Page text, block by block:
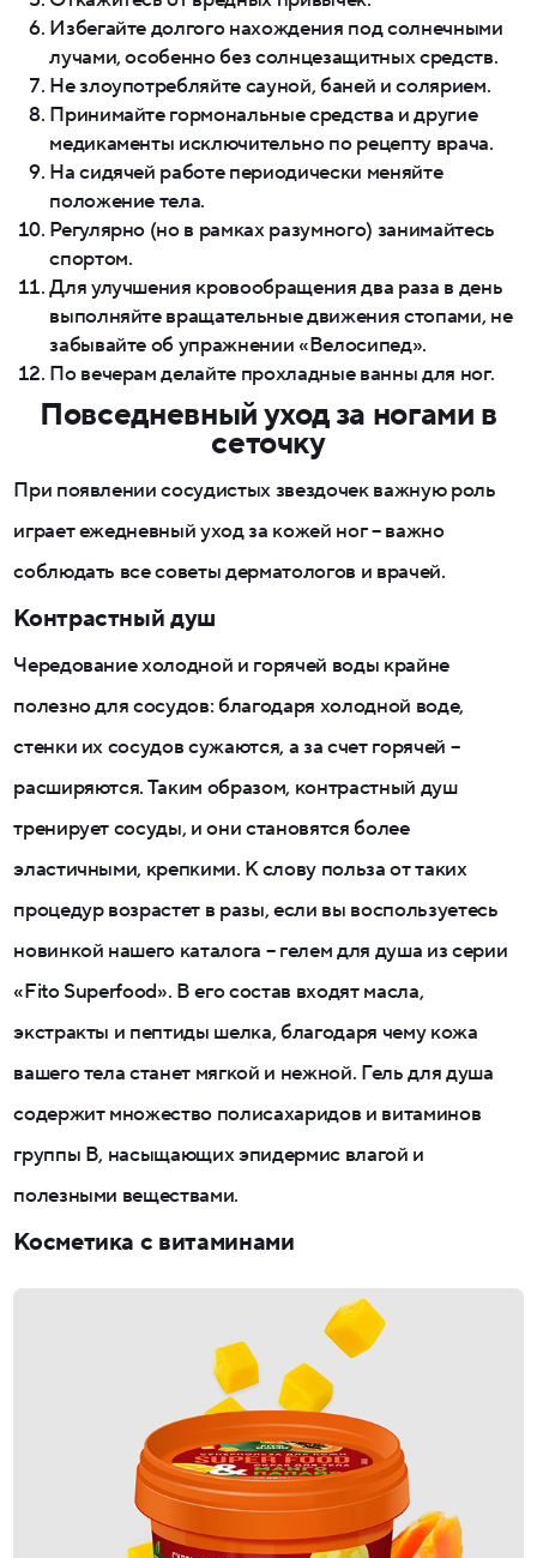
Избегайте долгого нахождения под солнечными
лучами, особенно без солнцезащитных средств.
Не злоупотребляйте сауной, баней и солярием.
Принимайте гормональные средства и другие
медикаменты исключительно по рецепту врача.
На сидячей работе периодически меняйте
положение тела.
Регулярно (но в рамках разумного) занимайтесь
спортом.
Для улучшения кровообращения два раза в день
выполняйте вращательные движения стопами, не
забывайте об упражнении «Велосипед».
По вечерам делайте прохладные ванны для ног.
Повседневный уход за ногами в
сеточку
При появлении сосудистых звездочек важную роль
играет ежедневный уход за кожей ног – важно
соблюдать все советы дерматологов и врачей.
Контрастный душ
Чередование холодной и горячей воды крайне
полезно для сосудов: благодаря холодной воде,
стенки их сосудов сужаются, а за счет горячей –
расширяются. Таким образом, контрастный душ
тренирует сосуды, и они становятся более
эластичными, крепкими. К слову польза от таких
процедур возрастет в разы, если вы воспользуетесь
новинкой нашего каталога – гелем для душа из серии
«Fito Superfood». В его состав входят масла,
экстракты и пептиды шелка, благодаря чему кожа
вашего тела станет мягкой и нежной. Гель для душа
содержит множество полисахаридов и витаминов
группы B, насыщающих эпидермис влагой и
полезными веществами.
Косметика с витаминами